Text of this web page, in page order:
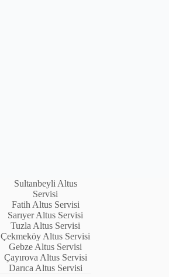
Sultanbeyli Altus
Servisi
Fatih Altus Servisi
Sarıyer Altus Servisi
Tuzla Altus Servisi
Çekmeköy Altus Servisi
Gebze Altus Servisi
Çayırova Altus Servisi
Darıca Altus Servisi